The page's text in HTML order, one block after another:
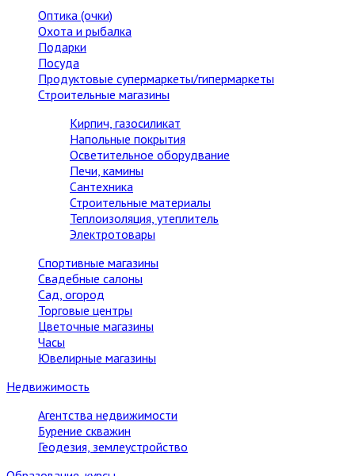
Оптика (очки)
Охота и рыбалка
Подарки
Посуда
Продуктовые супермаркеты/гипермаркеты
Строительные магазины
Кирпич, газосиликат
Напольные покрытия
Осветительное оборудвание
Печи, камины
Сантехника
Строительные материалы
Теплоизоляция, утеплитель
Электротовары
Спортивные магазины
Свадебные салоны
Сад, огород
Торговые центры
Цветочные магазины
Часы
Ювелирные магазины
Недвижимость
Агентства недвижимости
Бурение скважин
Геодезия, землеустройство